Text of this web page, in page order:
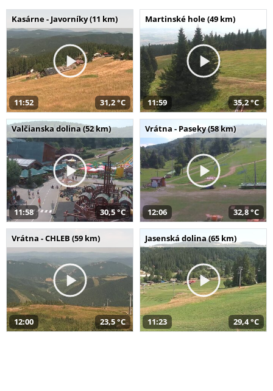
Kasárne - Javorníky (11 km)
11:52 31,2 °C
Martinské hole (49 km)
11:59 35,2 °C
Valčianska dolina (52 km)
11:58 30,5 °C
Vrátna - Paseky (58 km)
12:06 32,8 °C
Vrátna - CHLEB (59 km)
12:00 23,5 °C
Jasenská dolina (65 km)
11:23 29,4 °C